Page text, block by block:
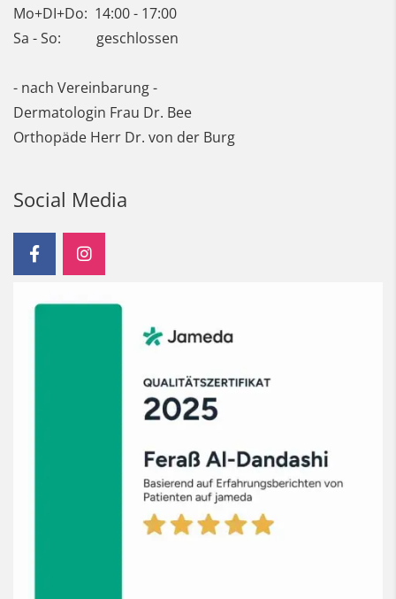
Mo+DI+Do: 14:00 - 17:00
Sa - So: geschlossen
- nach Vereinbarung -
Dermatologin Frau Dr. Bee
Orthopäde Herr Dr. von der Burg
Social Media